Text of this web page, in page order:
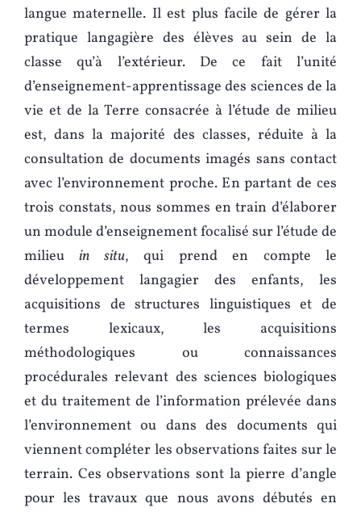
langue maternelle. Il est plus facile de gérer la
pratique langagière des élèves au sein de la
classe qu’à l’extérieur. De ce fait l’unité
d’enseignement-apprentissage des sciences de la
vie et de la Terre consacrée à l’étude de milieu
est, dans la majorité des classes, réduite à la
consultation de documents imagés sans contact
avec l’environnement proche. En partant de ces
trois constats, nous sommes en train d’élaborer
un module d’enseignement focalisé sur l’étude de
milieuin situ, qui prend en compte le
développement langagier des enfants, les
acquisitions de structures linguistiques et de
termes lexicaux, les acquisitions
méthodologiques ou connaissances
procédurales relevant des sciences biologiques
et du traitement de l’information prélevée dans
l’environnement ou dans des documents qui
viennent compléter les observations faites sur le
terrain. Ces observations sont la pierre d’angle
pour les travaux que nous avons débutés en